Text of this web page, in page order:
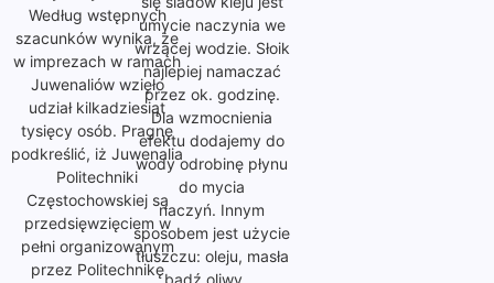
Według wstępnych
szacunków wynika, że
w imprezach w ramach
Juwenaliów wzięło
udział kilkadziesiąt
tysięcy osób. Pragnę
podkreślić, iż Juwenalia
Politechniki
Częstochowskiej są
przedsięwzięciem w
pełni organizowanym
przez Politechnikę
umycie naczynia we
wrzącej wodzie. Słoik
najlepiej namaczać
przez ok. godzinę.
Dla wzmocnienia
efektu dodajemy do
wody odrobinę płynu
do mycia
naczyń. Innym
sposobem jest użycie
tłuszczu: oleju, masła
bądź oliwy.…